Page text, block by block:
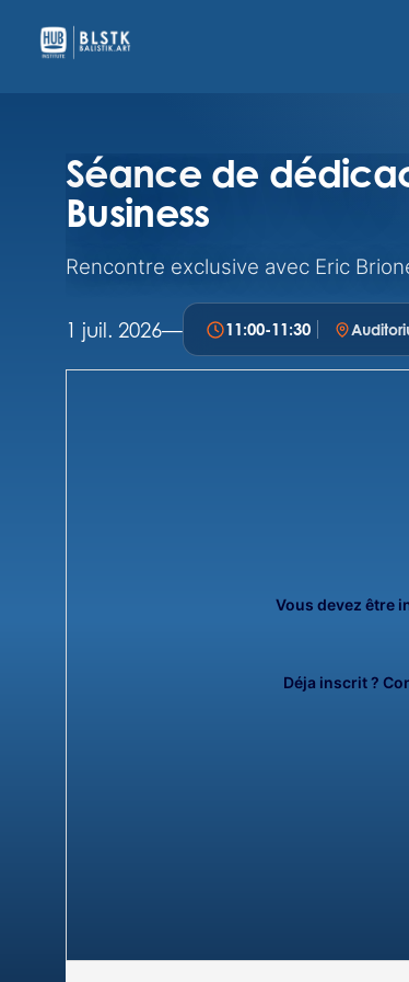
Séance de
Business
Rencontre exclusive avec Eric
1 juil. 2026— 11:00-11:30
Vous devez être
Déja inscrit ?